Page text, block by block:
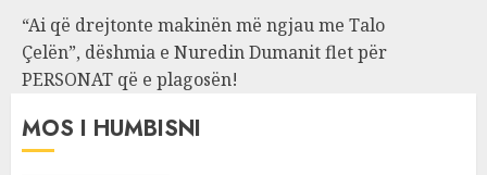
“Ai që drejtonte makinën më ngjau me Talo
Çelën”, dëshmia e Nuredin Dumanit flet për
PERSONAT që e plagosën!
MOS I HUMBISNI